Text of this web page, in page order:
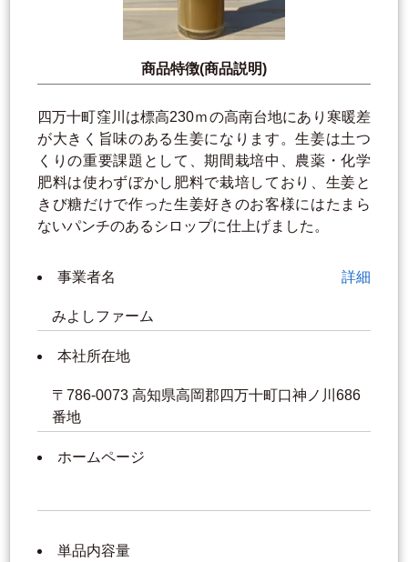
商品特徴(商品説明)
四万十町窪川は標高230ｍの高南台地にあり寒暖差
が大きく旨味のある生姜になります。生姜は土つ
くりの重要課題として、期間栽培中、農薬・化学
肥料は使わずぼかし肥料で栽培しており、生姜と
きび糖だけで作った生姜好きのお客様にはたまら
ないパンチのあるシロップに仕上げました。
事業者名 詳細
みよしファーム
本社所在地
〒786-0073 高知県高岡郡四万十町口神ノ川686
番地
ホームページ
単品内容量